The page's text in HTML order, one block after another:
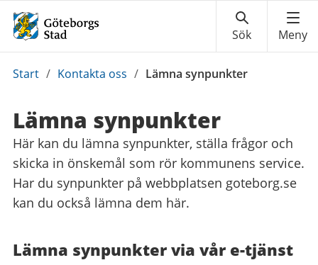
Du
här:
Start / Kontakta oss / Lämna synpunkter
Lämna synpunkter
Här kan du lämna synpunkter, ställa frågor och
skicka in önskemål som rör kommunens service.
Har du synpunkter på webbplatsen goteborg.se
kan du också lämna dem här.
Lämna synpunkter via vår e-tjänst